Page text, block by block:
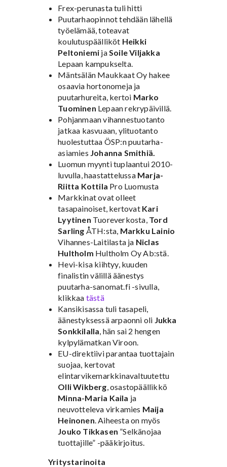
Frex-perunasta tuli hitti
Puutarhaopinnot tehdään lähellä
työelämää, toteavat
koulutuspäälliköt Heikki
Peltoniemi jaSoile Viljakka
Lepaan kampukselta.
Mäntsälän Maukkaat Oy hakee
osaavia hortonomeja ja
puutarhureita, kertoi Marko
Tuominen Lepaan rekrypäivillä.
Pohjanmaan vihannestuotanto
jatkaa kasvuaan, ylituotanto
huolestuttaa ÖSP:n puutarha-
asiamies Johanna Smithiä.
Luomun myynti tuplaantui 2010-
luvulla, haastattelussa Marja-
Riitta Kottila Pro Luomusta
Markkinat ovat olleet
tasapainoiset, kertovat Kari
Lyytinen Tuoreverkosta, Tord
Sarling ÅTH:sta, Markku Lainio
Vihannes-Laitilasta ja Niclas
Hultholm Hultholm Oy Ab:stä.
Hevi-kisa kiihtyy, kuuden
finalistin välillä äänestys
puutarha-sanomat.fi -sivulla,
klikkaa tästä
Kansikisassa tuli tasapeli,
äänestyksessä arpaonni oli Jukka
Sonkkilalla, hän sai 2 hengen
kylpylämatkan Viroon.
EU-direktiivi parantaa tuottajain
suojaa, kertovat
elintarvikemarkkinavaltuutettu
Olli Wikberg, osastopäällikkö
Minna-Maria Kaila ja
neuvotteleva virkamies Maija
Heinonen. Aiheesta on myös
Jouko Tikkasen ”Selkänojaa
tuottajille” -pääkirjoitus.
Yritystarinoita